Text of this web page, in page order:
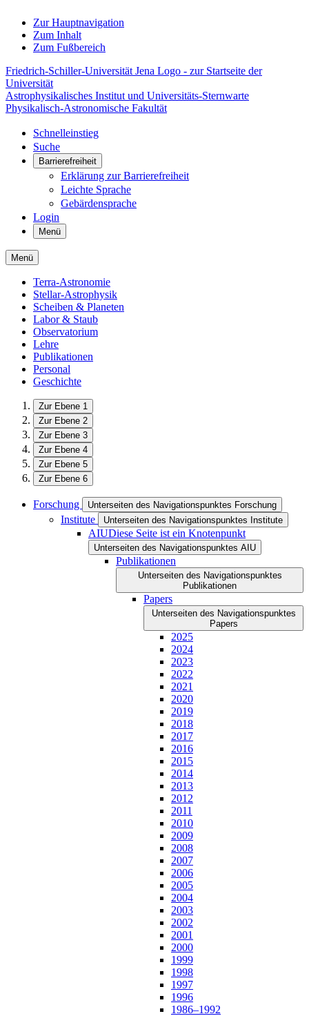
Zur Hauptnavigation
Zum Inhalt
Zum Fußbereich
Friedrich-Schiller-Universität Jena Logo - zur Startseite der
Universität
Astrophysikalisches Institut und Universitäts-Sternwarte
Physikalisch-Astronomische Fakultät
Schnelleinstieg
Suche
Barrierefreiheit
Erklärung zur Barrierefreiheit
Leichte Sprache
Gebärdensprache
Login
Menü
Menü
Terra-Astronomie
Stellar-Astrophysik
Scheiben & Planeten
Labor & Staub
Observatorium
Lehre
Publikationen
Personal
Geschichte
Zur Ebene 1
Zur Ebene 2
Zur Ebene 3
Zur Ebene 4
Zur Ebene 5
Zur Ebene 6
Forschung Unterseiten des Navigationspunktes Forschung
Institute Unterseiten des Navigationspunktes Institute
AIUDiese Seite ist ein Knotenpunkt
Unterseiten des Navigationspunktes AIU
Publikationen
Unterseiten des Navigationspunktes
Publikationen
Papers
Unterseiten des Navigationspunktes
Papers
2025
2024
2023
2022
2021
2020
2019
2018
2017
2016
2015
2014
2013
2012
2011
2010
2009
2008
2007
2006
2005
2004
2003
2002
2001
2000
1999
1998
1997
1996
1986–1992